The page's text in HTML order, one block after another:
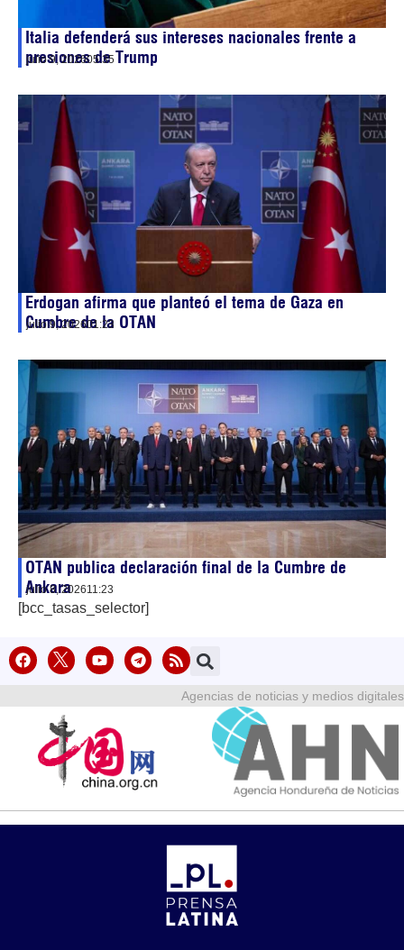
Italia defenderá sus intereses nacionales frente a
presiones de Trump
julio 9, 202605:35
Erdogan afirma que planteó el tema de Gaza en
Cumbre de la OTAN
julio 9, 202601:23
OTAN publica declaración final de la Cumbre de
Ankara
julio 8, 202611:23
[bcc_tasas_selector]
Agencias de noticias y medios digitales